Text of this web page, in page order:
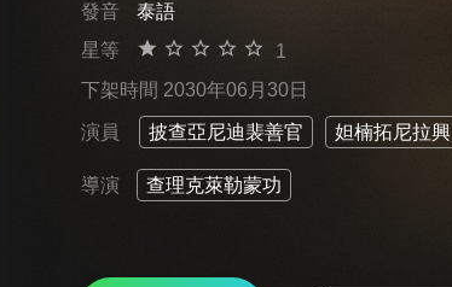
發音
泰語
星等
1
下架時間 2030年06月30日
演員 披查亞尼迪裴善官 妲楠拓尼拉興
導演 查理克萊勒蒙功